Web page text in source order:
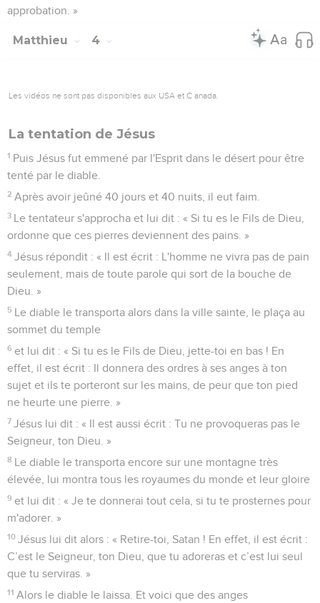
approbation. »
Matthieu 4
Les vidéos ne sont pas disponibles aux USA et C anada.
La tentation de Jésus
1 Puis Jésus fut emmené par l'Esprit dans le désert pour être
tenté par le diable.
2 Après avoir jeûné 40 jours et 40 nuits, il eut faim.
3 Le tentateur s'approcha et lui dit : « Si tu es le Fils de Dieu,
ordonne que ces pierres deviennent des pains. »
4 Jésus répondit : « Il est écrit : L'homme ne vivra pas de pain
seulement, mais de toute parole qui sort de la bouche de
Dieu. »
5 Le diable le transporta alors dans la ville sainte, le plaça au
sommet du temple
6 et lui dit : « Si tu es le Fils de Dieu, jette-toi en bas ! En
effet, il est écrit : Il donnera des ordres à ses anges à ton
sujet et ils te porteront sur les mains, de peur que ton pied
ne heurte une pierre. »
7 Jésus lui dit : « Il est aussi écrit : Tu ne provoqueras pas le
Seigneur, ton Dieu. »
8 Le diable le transporta encore sur une montagne très
élevée, lui montra tous les royaumes du monde et leur gloire
9 et lui dit : « Je te donnerai tout cela, si tu te prosternes pour
m'adorer. »
10 Jésus lui dit alors : « Retire-toi, Satan ! En effet, il est écrit :
C’est le Seigneur, ton Dieu, que tu adoreras et c’est lui seul
que tu serviras. »
11 Alors le diable le laissa. Et voici que des anges